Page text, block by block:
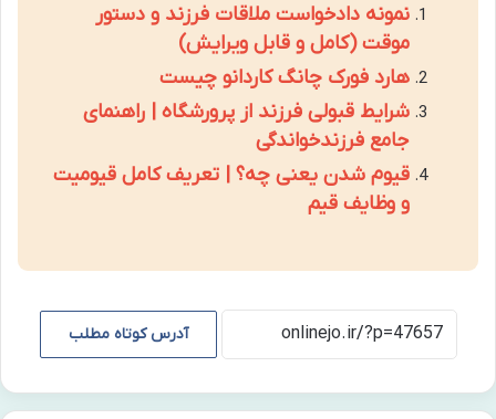
نمونه دادخواست ملاقات فرزند و دستور
موقت (کامل و قابل ویرایش)
هارد فورک چانگ کاردانو چیست
شرایط قبولی فرزند از پرورشگاه | راهنمای
جامع فرزندخواندگی
قیوم شدن یعنی چه؟ | تعریف کامل قیومیت
و وظایف قیم
آدرس کوتاه مطلب